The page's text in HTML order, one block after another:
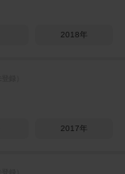
2018年
2017年